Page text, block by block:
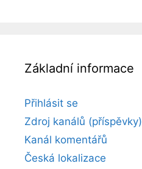
Základní informace
Přihlásit se
Zdroj kanálů (příspěvky)
Kanál komentářů
Česká lokalizace